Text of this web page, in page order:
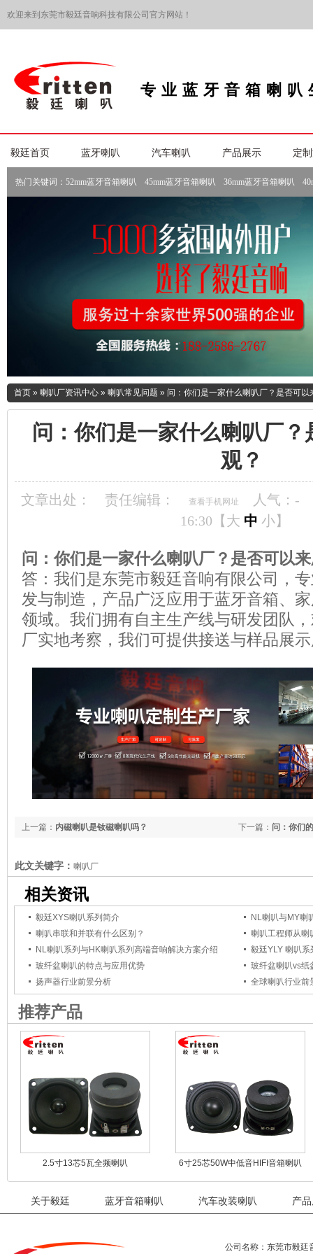
欢迎来到东莞市毅廷音响科技有限公司官方网站！
专业蓝牙音箱喇叭
毅廷首页 蓝牙喇叭 汽车喇叭 产品展示 定
热门关键词： 52mm蓝牙音箱喇叭 45mm蓝牙音箱喇叭 36mm蓝牙音箱喇叭
首页 » 喇叭厂资讯中心 » 喇叭常见问题 » 问：你们是一家什么喇叭厂？是否可以
问：你们是一家什么喇叭厂？
观？
文章出处： 责任编辑： 查看手机网址 人气： -
16:30【 大 中 小】
问：你们是一家什么喇叭厂？是否可以
答：我们是东莞市毅廷音响有限公司，
发与制造，产品广泛应用于蓝牙音箱、
领域。我们拥有自主生产线与研发团队
厂实地考察，我们可提供接送与样品展
下一篇： 问：你们
上一篇： 内磁喇叭是钕磁喇叭吗？
此文关键字： 喇叭厂
相关资讯
毅廷XYS喇叭系列简介
NL喇叭与MY喇
喇叭串联和并联有什么区别？
NL喇叭系列与HK喇叭系列高端音响解决方案介绍
毅廷YLY 喇叭系
玻纤盆喇叭的特点与应用优势
玻纤盆喇叭vs纸
扬声器行业前景分析
全球喇叭行业前
推荐产品
2.5寸13芯5瓦全频喇叭 6寸25芯50W中低音HIFI音箱喇叭
关于毅廷 蓝牙音箱喇叭 汽车改装喇叭 产
公司名称：东莞市毅廷